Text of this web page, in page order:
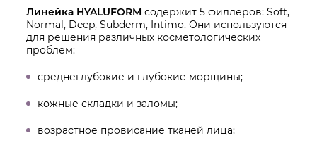
Линейка HYALUFORM содержит 5 филлеров: Soft,
Normal, Deep, Subderm, Intimo. Они используются
для решения различных косметологических
проблем:
среднеглубокие и глубокие морщины;
кожные складки и заломы;
возрастное провисание тканей лица;